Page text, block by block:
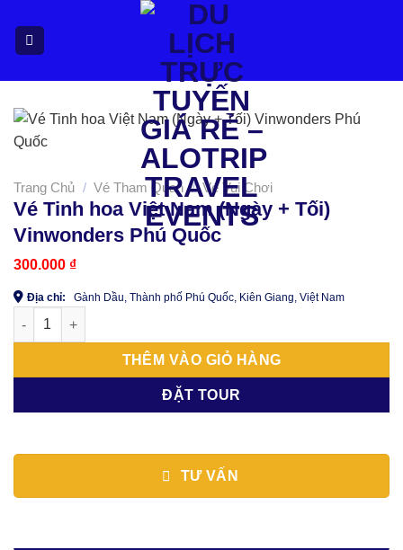
qua
nội
dung
Trang Chủ / Vé Tham Quan / Vé Vui Chơi
Vé Tinh hoa Việt Nam (Ngày + Tối)
Vinwonders Phú Quốc
300.000 ₫
Địa chỉ: Gành Dầu, Thành phố Phú Quốc, Kiên Giang, Việt Nam
Vé Tinh hoa Việt Nam (Ngày + Tối) Vinwonders Phú Quốc số
THÊM VÀO GIỎ HÀNG
ĐẶT TOUR
TƯ VẤN